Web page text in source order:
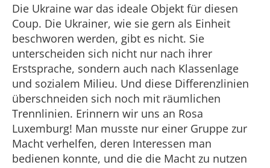
Die Ukraine war das ideale Objekt für diesen
Coup. Die Ukrainer, wie sie gern als Einheit
beschworen werden, gibt es nicht. Sie
unterscheiden sich nicht nur nach ihrer
Erstsprache, sondern auch nach Klassenlage
und sozialem Milieu. Und diese Differenzlinien
überschneiden sich noch mit räumlichen
Trennlinien. Erinnern wir uns an Rosa
Luxemburg! Man musste nur einer Gruppe zur
Macht verhelfen, deren Interessen man
bedienen konnte, und die die Macht zu nutzen